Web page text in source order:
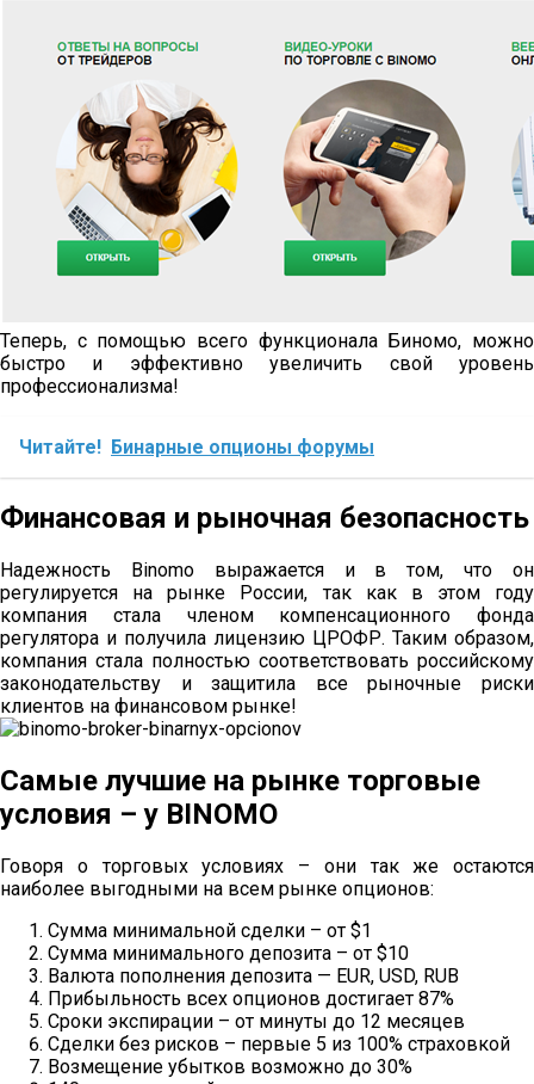
Теперь, с помощью всего функционала Биномо, можно
быстро и эффективно увеличить свой уровень
профессионализма!
Читайте! Бинарные опционы форумы
Финансовая и рыночная безопасность
Надежность Binomo выражается и в том, что он
регулируется на рынке России, так как в этом году
компания стала членом компенсационного фонда
регулятора и получила лицензию ЦРОФР. Таким образом,
компания стала полностью соответствовать российскому
законодательству и защитила все рыночные риски
клиентов на финансовом рынке!
Самые лучшие на рынке торговые
условия – у BINOMO
Говоря о торговых условиях – они так же остаются
наиболее выгодными на всем рынке опционов:
Сумма минимальной сделки – от $1
Сумма минимального депозита – от $10
Валюта пополнения депозита — EUR, USD, RUB
Прибыльность всех опционов достигает 87%
Сроки экспирации – от минуты до 12 месяцев
Сделки без рисков – первые 5 из 100% страховкой
Возмещение убытков возможно до 30%